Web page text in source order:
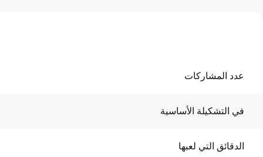
عدد المشاركات
في التشكيلة الأساسية
الدقائق التي لعبها